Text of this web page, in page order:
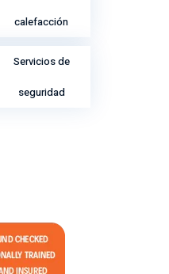
calefacción
Servicios de
seguridad